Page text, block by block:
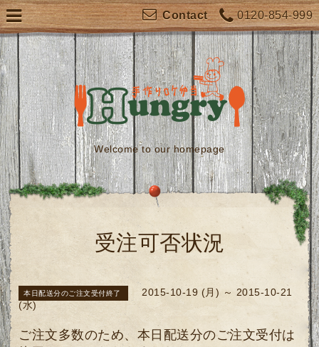
0120-854-999
Contact
Welcome to our homepage
受注可否状況
本日配送分のご注文受付終了
2015-10-19 (月) ～ 2015-10-21
(水)
ご注文多数のため、本日配送分のご注文受付は